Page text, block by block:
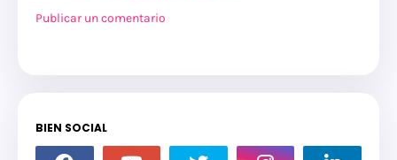
Publicar un comentario
BIEN SOCIAL